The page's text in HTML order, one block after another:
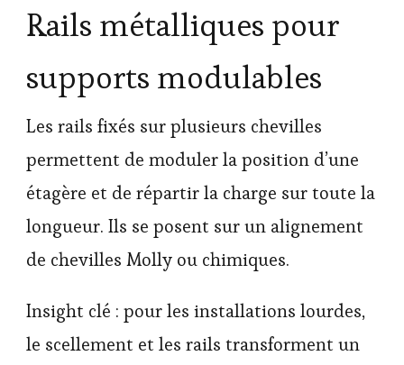
Rails métalliques pour
supports modulables
Les rails fixés sur plusieurs chevilles
permettent de moduler la position d’une
étagère et de répartir la charge sur toute la
longueur. Ils se posent sur un alignement
de chevilles Molly ou chimiques.
Insight clé : pour les installations lourdes,
le scellement et les rails transforment un